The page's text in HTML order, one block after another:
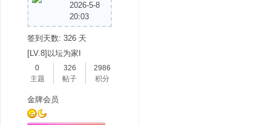
2026-5-8
20:03
签到天数: 326 天
[LV.8]以坛为家I
0
主题
326
帖子
2986
积分
金牌会员